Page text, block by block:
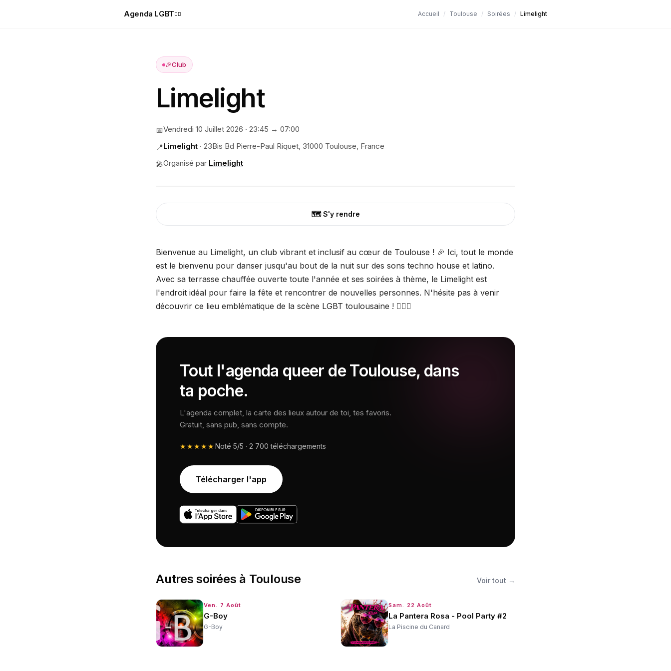
Agenda LGBT🏳️‍🌈 Accueil / Toulouse / Soirées / Limelight
🎉Club
Limelight
📅Vendredi 10 Juillet 2026 · 23:45 → 07:00
📍Limelight · 23Bis Bd Pierre-Paul Riquet, 31000 Toulouse, France
🎤Organisé par Limelight
🗺️ S'y rendre
Bienvenue au Limelight, un club vibrant et inclusif au cœur de Toulouse ! 🎉 Ici, tout le monde
est le bienvenu pour danser jusqu'au bout de la nuit sur des sons techno house et latino.
Avec sa terrasse chauffée ouverte toute l'année et ses soirées à thème, le Limelight est
l'endroit idéal pour faire la fête et rencontrer de nouvelles personnes. N'hésite pas à venir
découvrir ce lieu emblématique de la scène LGBT toulousaine ! 🏳️‍🌈🎶
Tout l'agenda queer de Toulouse, dans
ta poche.
L'agenda complet, la carte des lieux autour de toi, tes favoris.
Gratuit, sans pub, sans compte.
★★★★★Noté 5/5 · 2 700 téléchargements
Télécharger l'app
Autressoirées à Toulouse Voir tout →
Ven. 7 Août
G-Boy
G-Boy
Sam. 22 Août
La Pantera Rosa - Pool Party #2
La Piscine du Canard